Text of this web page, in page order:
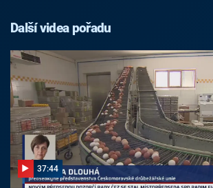
Další videa pořadu
37:44